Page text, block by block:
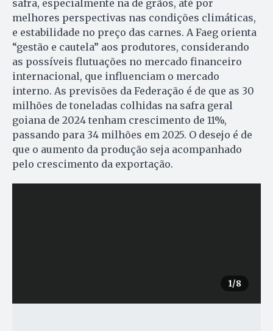
safra, especialmente na de grãos, até por
melhores perspectivas nas condições climáticas,
e estabilidade no preço das carnes. A Faeg orienta
“gestão e cautela” aos produtores, considerando
as possíveis flutuações no mercado financeiro
internacional, que influenciam o mercado
interno. As previsões da Federação é de que as 30
milhões de toneladas colhidas na safra geral
goiana de 2024 tenham crescimento de 11%,
passando para 34 milhões em 2025. O desejo é de
que o aumento da produção seja acompanhado
pelo crescimento da exportação.
1/8